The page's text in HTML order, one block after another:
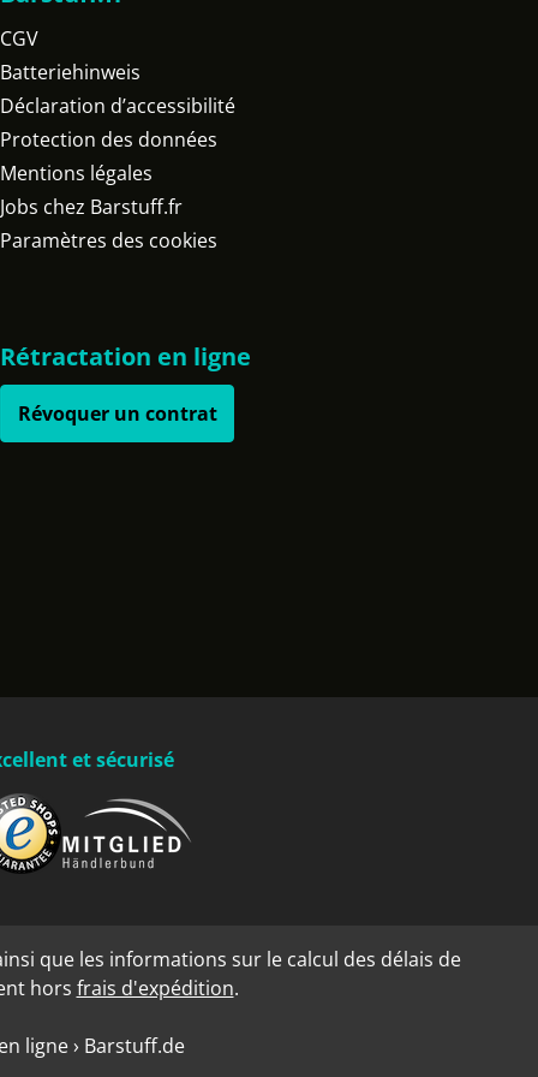
CGV
Batteriehinweis
Déclaration d’accessibilité
Protection des données
Mentions légales
Jobs chez Barstuff.fr
Paramètres des cookies
Rétractation en ligne
Révoquer un contrat
et sécurisé
que les informations sur le calcul des délais de
hors frais d'expédition.
ligne › Barstuff.de